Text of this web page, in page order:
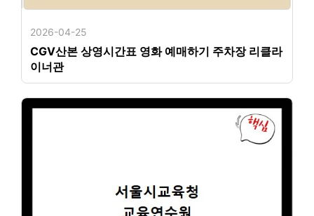
2026-04-25
CGV산본 상영시간표 영화 예매하기 주차장 리클라
이너관